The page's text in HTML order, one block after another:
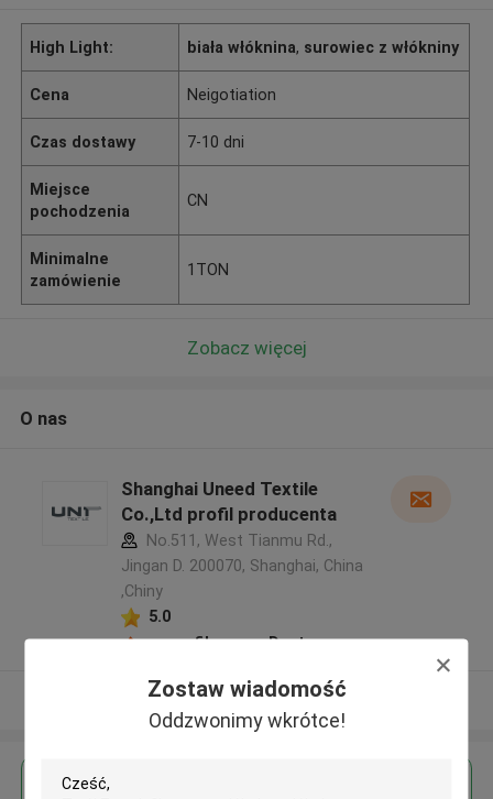
Zostaw wiadomość
Oddzwonimy wkrótce!
High Light: biała włóknina, surowiec z włókniny
Cena Neigotiation
Czas dostawy 7-10 dni
Miejsce
pochodzenia
CN
Minimalne
zamówienie
1TON
Zobacz więcej
O nas
Shanghai Uneed Textile
Co.,Ltd profil producenta
No.511, West Tianmu Rd.,
Jingan D. 200070, Shanghai, China
,Chiny
5.0
zweryfikowane Dostawca
Zobacz więcej